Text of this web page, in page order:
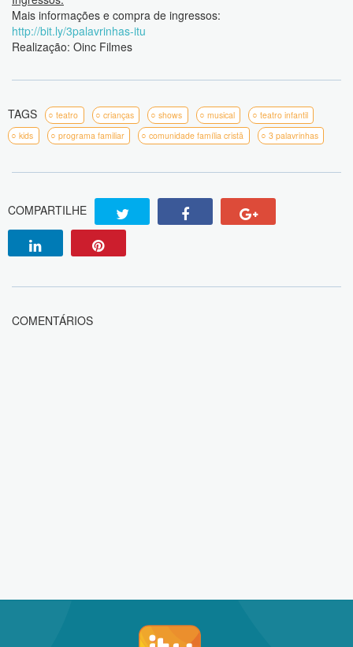
Mais informações e compra de ingressos:
http://bit.ly/3palavrinhas-itu
Realização: Oinc Filmes
TAGS teatro crianças shows musical
teatro infantil
kids
programa familiar comunidade família cristã 3 palavrinhas
COMPARTILHE
COMENTÁRIOS